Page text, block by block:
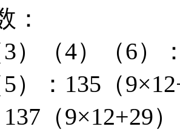
：
3）（4）（6）
5）：135（
137（9×12+29